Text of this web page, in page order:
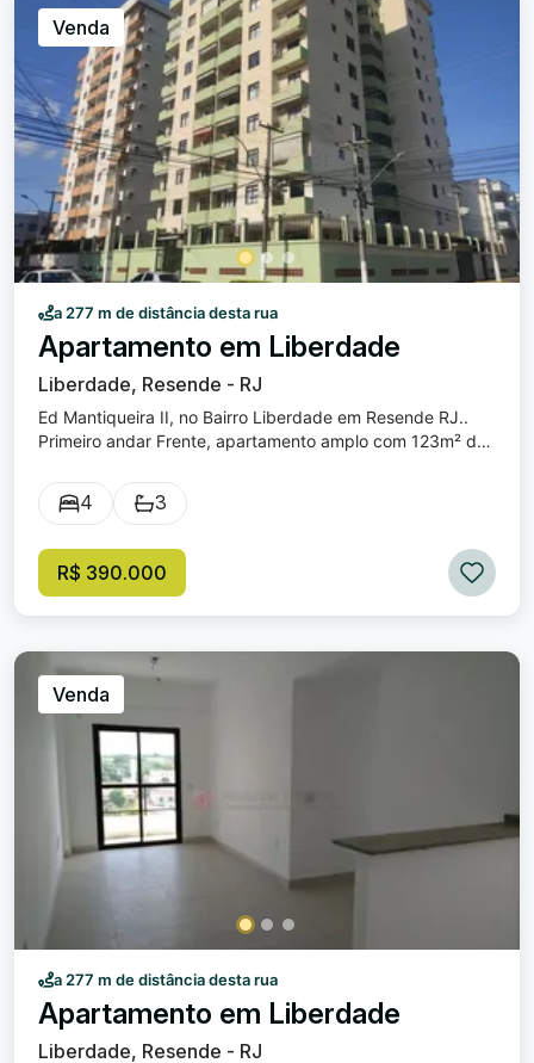
estabelecimentos comerciais, restaurantes etc.!
Condomínio possui todas as vagas de garagem cobertas,
porteiro 24 horas, quadra poliesportiva, churrasqueira e
playground!
Venda
a 277 m de distância desta rua
Apartamento em Liberdade
Liberdade, Resende - RJ
Ed Mantiqueira II, no Bairro Liberdade em Resende RJ..
Primeiro andar Frente, apartamento amplo com 123m² de
Valor do condomínio R$ 680,00 já incluso o consumo de
água. Composto por sala ampla, três quartos ( sendo um
de serviço, dependencia de empregada e banheirinho.
Garagem coberta. Agende a sua Visita!
4 3
R$ 390.000
Venda
a 277 m de distância desta rua
Apartamento em Liberdade
Liberdade, Resende - RJ